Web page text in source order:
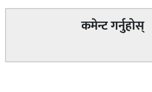
कमेन्ट गर्नुहोस्